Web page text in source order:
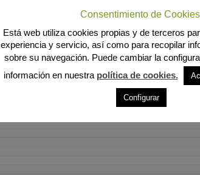
Consentimiento de Cookies
Está web utiliza cookies propias y de terceros
experiencia y servicio, así como para recopilar
sobre su navegación. Puede cambiar la
información en nuestra política de cookies.
Configurar